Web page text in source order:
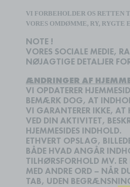
VI FORBEHOLDER OS
VORES OMDØMME, RY, RYGTE
NOTE !
VORES SOCIALE MEDIE,
NØJAGTIGE DETALJER
ÆNDRINGER AF
VI OPDATERER
BEMÆRK DOG, AT
VI GARANTERER IKKE, AT
VED DIN AKTIVITET,
HJEMMESIDES INDHOLD.
ETHVERT OPSLAG,
BÅDE HVAD ANGÅR
TILHØRSFORHOLD MV.
MED ANDRE ORD – NÅR
TAB, UDEN